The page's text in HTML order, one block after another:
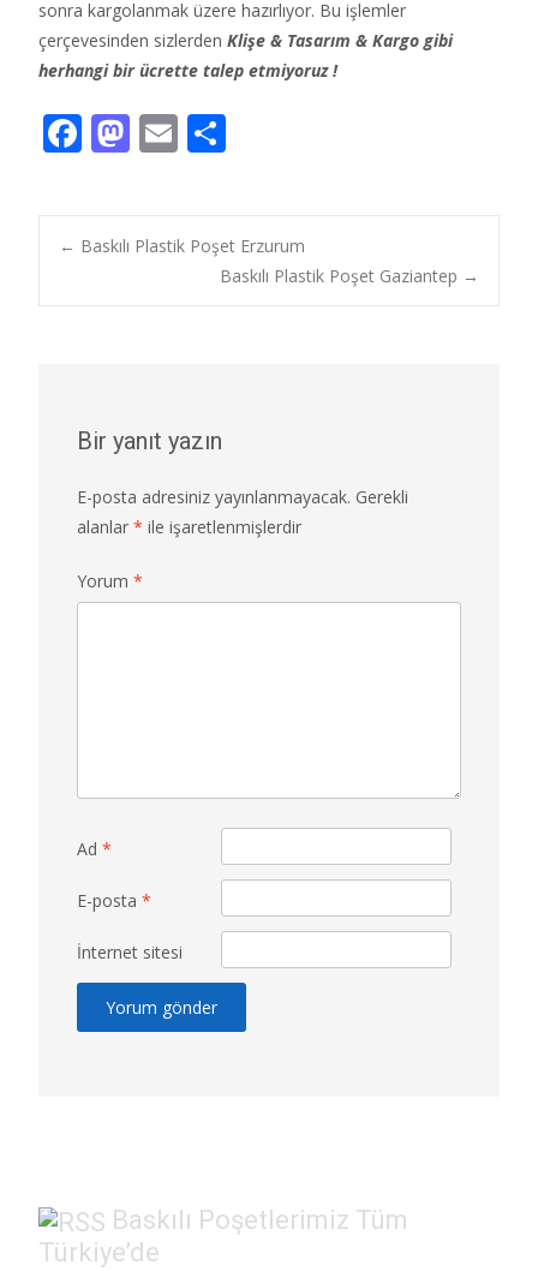
sonra kargolanmak üzere hazırlıyor. Bu işlemler
çerçevesinden sizlerden Klişe & Tasarım & Kargo gibi
herhangi bir ücrette talep etmiyoruz !
F
e
b
M
to
d
E
ai
l
ar
e
Post
← Baskılı Plastik Poşet Erzurum
Baskılı Plastik Poşet Gaziantep →
Bir yanıt yazın
E-posta adresiniz yayınlanmayacak. Gerekli
alanlar * ile işaretlenmişlerdir
Yorum *
Ad *
E-posta *
İnternet sitesi
Baskılı Poşetlerimiz Tüm
Türkiye’de